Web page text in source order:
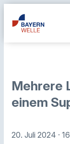
Mehrere
einem
20. Juli 2024 ·